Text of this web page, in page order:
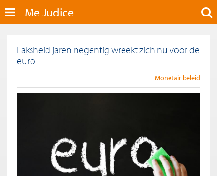
Me Judice
Laksheid jaren negentig wreekt zich nu voor de
euro
Monetair beleid